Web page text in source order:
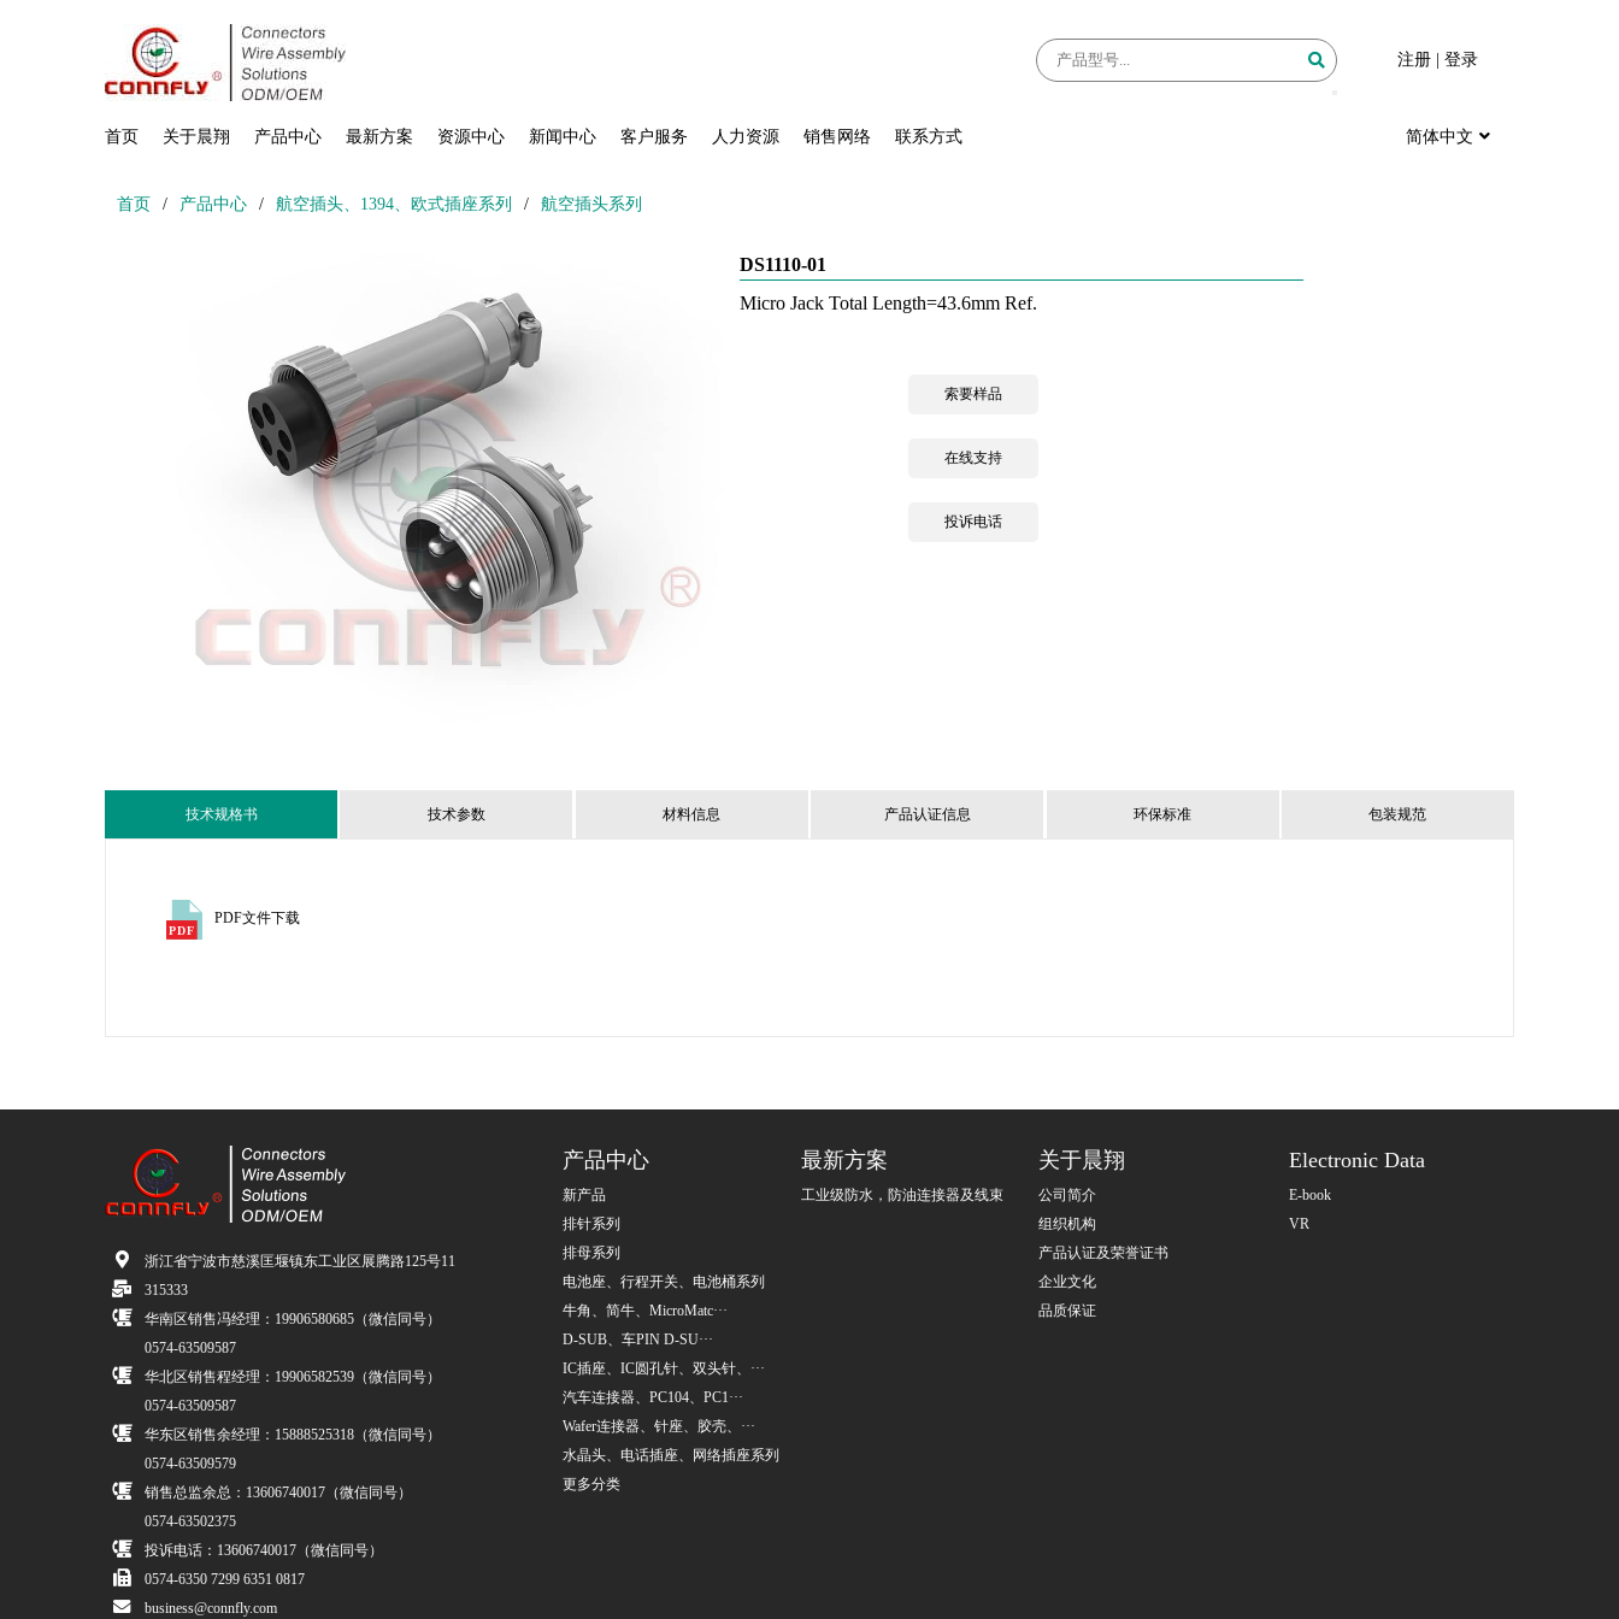
注册 登录
首页 关于晨翔 产品中心 最新方案 资源中心 新闻中心 客户服务 人力资源 销售网络 联系方式 简体中文
首页 / 产品中心 / 航空插头、1394、欧式插座系列 / 航空插头系列
DS1110-01
Micro Jack Total Length=43.6mm Ref.
索要样品
在线支持
投诉电话
技术规格书 技术参数 材料信息 产品认证信息 环保标准 包装规范
PDF文件下载
浙江省宁波市慈溪匡堰镇东工业区展腾路125号11
315333
华南区销售冯经理：19906580685（微信同号）
0574-63509587
华北区销售程经理：19906582539（微信同号）
0574-63509587
华东区销售余经理：15888525318（微信同号）
0574-63509579
销售总监余总：13606740017（微信同号）
0574-63502375
投诉电话：13606740017（微信同号）
0574-6350 7299 6351 0817
business@connfly.com
产品中心
新产品
排针系列
排母系列
电池座、行程开关、电池桶系列
牛角、简牛、MicroMatc···
D-SUB、车PIN D-SU···
IC插座、IC圆孔针、双头针、···
汽车连接器、PC104、PC1···
Wafer连接器、针座、胶壳、···
水晶头、电话插座、网络插座系列
更多分类
最新方案
工业级防水，防油连接器及线束
关于晨翔
公司简介
组织机构
产品认证及荣誉证书
企业文化
品质保证
Electronic Data
E-book
VR